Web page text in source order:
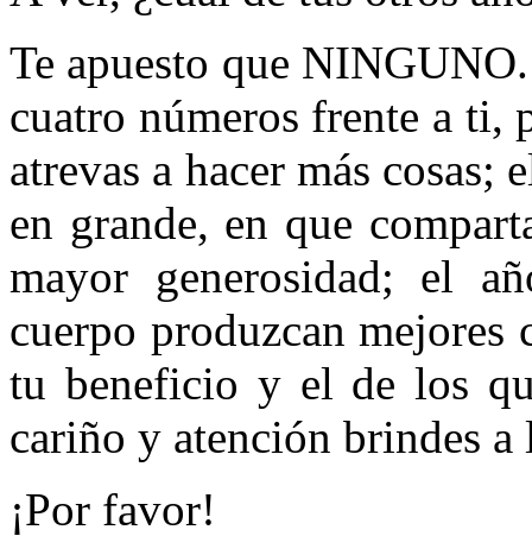
Te apuesto que
cuatro números frente a ti,
atrevas a hacer más cosas;
en grande, en que
mayor generosidad; el
cuerpo produzcan mejores
tu beneficio y el de los
cariño y atención brindes a
¡Por favor!